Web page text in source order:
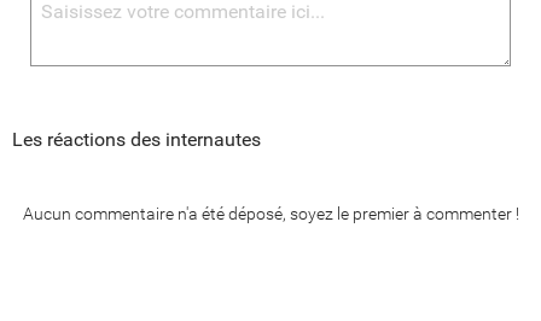
Les réactions des internautes
Aucun commentaire n'a été déposé, soyez le premier à commenter !